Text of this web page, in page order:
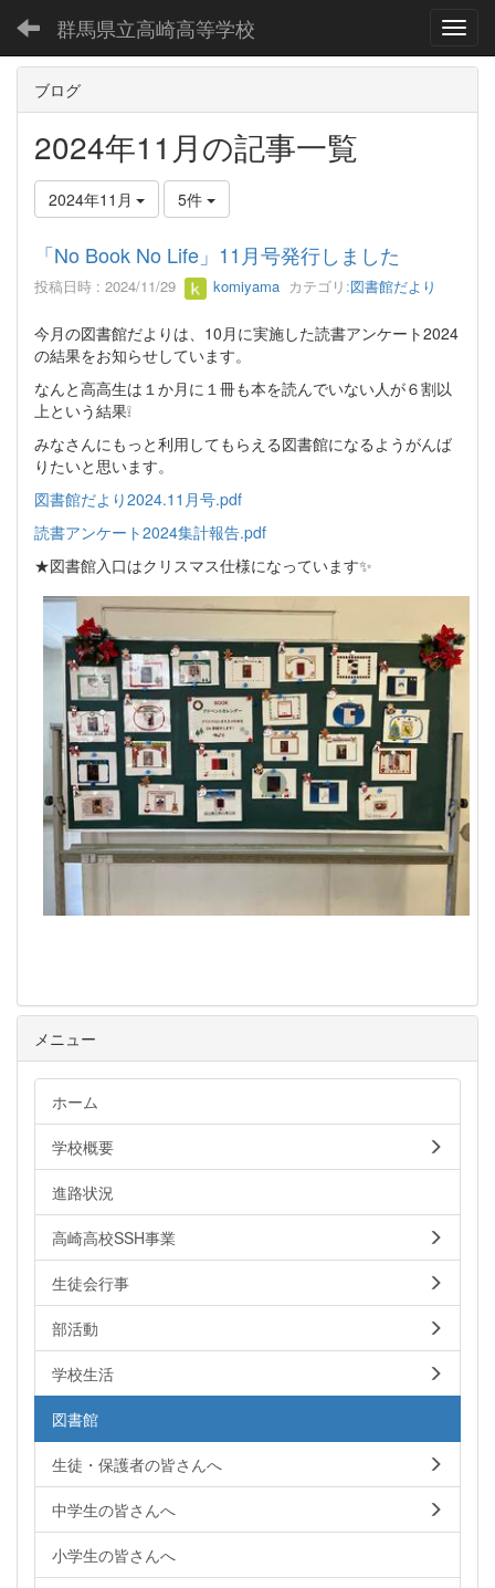
群馬県立高崎高等学校
ブログ
2024年11月の記事一覧
2024年11月 5件
「No Book No Life」11月号発行しました
投稿日時 : 2024/11/29 komiyama カテゴリ:図書館だより
今月の図書館だよりは、10月に実施した読書アンケート2024
の結果をお知らせしています。
なんと高高生は１か月に１冊も本を読んでいない人が６割以
上という結果❕
みなさんにもっと利用してもらえる図書館になるようがんば
りたいと思います。
図書館だより2024.11月号.pdf
読書アンケート2024集計報告.pdf
★図書館入口はクリスマス仕様になっています✨
メニュー
ホーム
学校概要
進路状況
高崎高校SSH事業
生徒会行事
部活動
学校生活
図書館
生徒・保護者の皆さんへ
中学生の皆さんへ
小学生の皆さんへ